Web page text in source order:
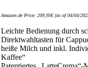
Amazon.de Price: 209,95€(as of 04/04/
Leichte Bedienung durch
Direktwahltasten für
heiße Milch und inkl.
Kaffee“